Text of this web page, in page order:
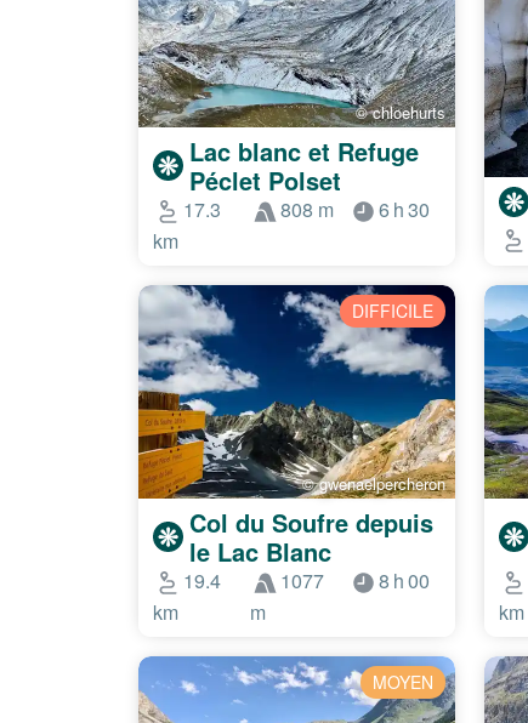
© chloehurts
Lac blanc et Refuge
Péclet Polset
17.3
km
808 m 6 h 30
DIFFICILE
© gwenaelpercheron
Col du Soufre depuis
le Lac Blanc
19.4
km
1077
m
8 h 00
km
MOYEN